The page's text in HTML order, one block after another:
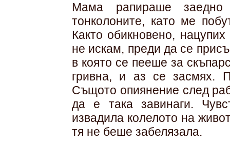
Мама рапираше
тонколоните, като ме
Както обикновено,
не искам, преди да се
в която се пееше за
гривна, и аз се засмях.
Същото опиянение след
да е така завинаги.
извадила колелото на
тя не беше забелязала.